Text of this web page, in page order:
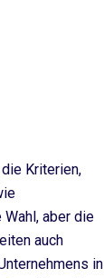
Kriterien,
aber die
auch
in